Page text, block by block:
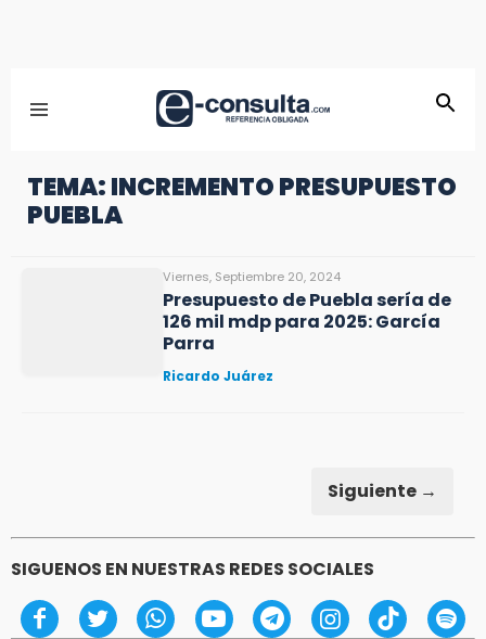
TEMA: INCREMENTO PRESUPUESTO
PUEBLA
Viernes, Septiembre 20, 2024
Presupuesto de Puebla sería de
126 mil mdp para 2025: García
Parra
Ricardo Juárez
Siguiente →
SIGUENOS EN NUESTRAS REDES SOCIALES